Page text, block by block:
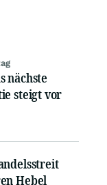
nächste
steigt vor
Hebel